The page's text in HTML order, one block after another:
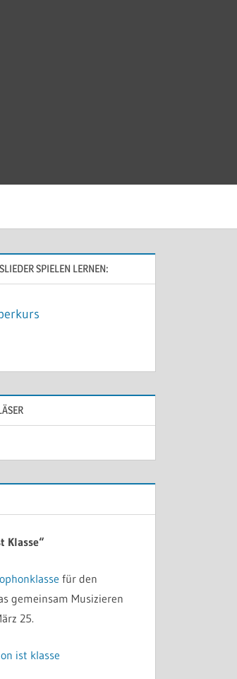
SPIELEN LERNEN:
Klasse“
für den
gemeinsam Musizieren
25.
ist klasse